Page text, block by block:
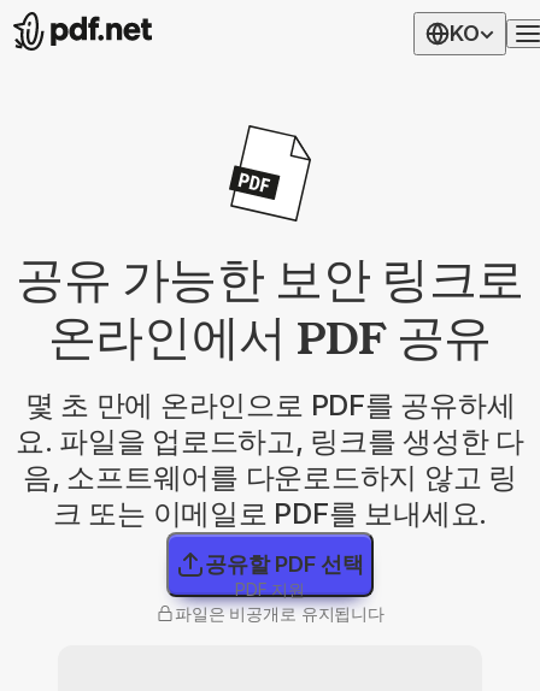
KO
공유 가능한 보안 링크로
온라인에서 PDF 공유
몇 초 만에 온라인으로 PDF를 공유하세
요. 파일을 업로드하고, 링크를 생성한 다
음, 소프트웨어를 다운로드하지 않고 링
크 또는 이메일로 PDF를 보내세요.
공유할 PDF 선택
PDF 지원
파일은 비공개로 유지됩니다